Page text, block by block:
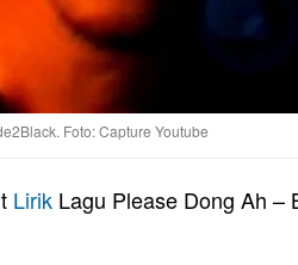
Foto: Capture Youtube
Lirik Lagu Please Dong Ah –